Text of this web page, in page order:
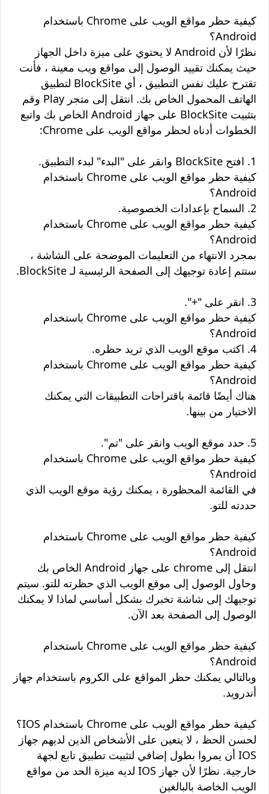
كيفية حظر مواقع الويب على Chrome باستخدام
Android؟
نظرًا لأن Android لا يحتوي على ميزة داخل الجهاز
حيث يمكنك تقييد الوصول إلى مواقع ويب معينة ، فأنت
تقترح عليك نفس التطبيق ، أي BlockSite لتطبيق
الهاتف المحمول الخاص بك. انتقل إلى متجر Play وقم
بتثبيت BlockSite على جهاز Android الخاص بك واتبع
الخطوات أدناه لحظر مواقع الويب على Chrome:
1. افتح BlockSite وانقر على "البدء" لبدء التطبيق.
كيفية حظر مواقع الويب على Chrome باستخدام
Android؟
2. السماح بإعدادات الخصوصية.
كيفية حظر مواقع الويب على Chrome باستخدام
Android؟
بمجرد الانتهاء من التعليمات الموضحة على الشاشة ،
ستتم إعادة توجيهك إلى الصفحة الرئيسية لـ BlockSite.
3. انقر على "+".
كيفية حظر مواقع الويب على Chrome باستخدام
Android؟
4. اكتب موقع الويب الذي تريد حظره.
كيفية حظر مواقع الويب على Chrome باستخدام
Android؟
هناك أيضًا قائمة باقتراحات التطبيقات التي يمكنك
الاختيار من بينها.
5. حدد موقع الويب وانقر على "تم".
كيفية حظر مواقع الويب على Chrome باستخدام
Android؟
في القائمة المحظورة ، يمكنك رؤية موقع الويب الذي
حددته للتو.
كيفية حظر مواقع الويب على Chrome باستخدام
Android؟
انتقل إلى chrome على جهاز Android الخاص بك
وحاول الوصول إلى موقع الويب الذي حظرته للتو. سيتم
توجيهك إلى شاشة تخبرك بشكل أساسي لماذا لا يمكنك
الوصول إلى الصفحة بعد الآن.
كيفية حظر مواقع الويب على Chrome باستخدام
Android؟
وبالتالي يمكنك حظر المواقع على الكروم باستخدام جهاز
أندرويد.
كيفية حظر مواقع الويب على Chrome باستخدام IOS؟
لحسن الحظ ، لا يتعين على الأشخاص الذين لديهم جهاز
IOS أن يمروا بطول إضافي لتثبيت تطبيق تابع لجهة
خارجية. نظرًا لأن جهاز IOS لديه ميزة الحد من مواقع
الويب الخاصة بالبالغين